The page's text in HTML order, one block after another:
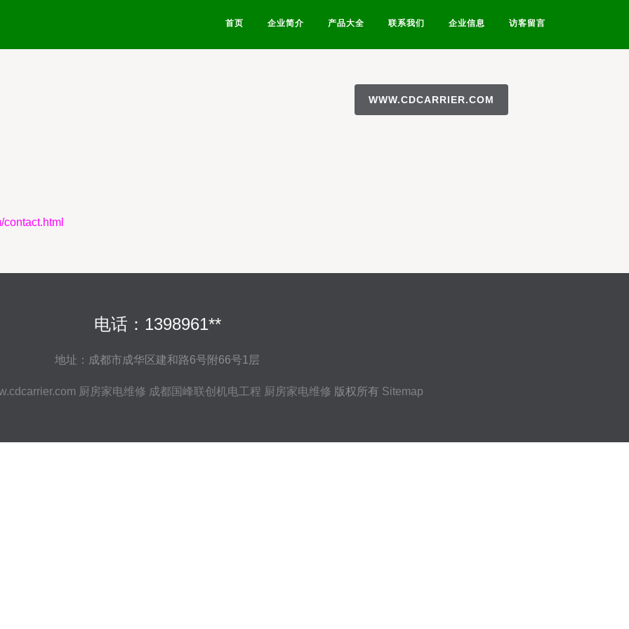
首页 企业简介 产品大全 联系我们 企业信息 访客留言
WWW.CDCARRIER.COM
电话：1398961**
地址：成都市成华区建和路6号附66号1层
厨房家电维修 成都国峰联创机电工程 厨房家电维修 版权所有 Sitemap